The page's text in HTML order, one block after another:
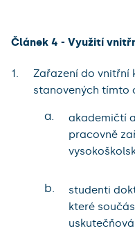
Článek 4 - Využití
Zařazení do vnitřní
stanovených tímto
a.
akademičtí
pracovně
b.
studenti
které